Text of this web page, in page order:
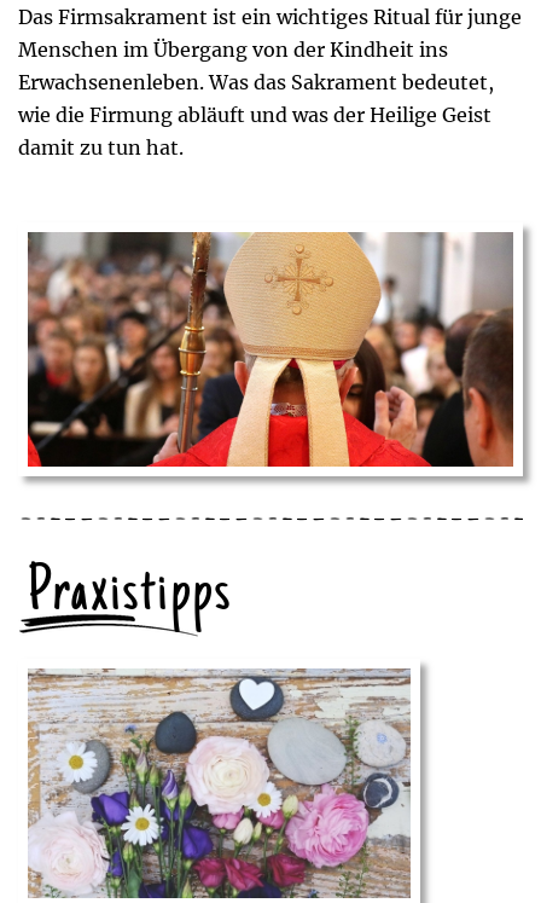
Das Firmsakrament ist ein wichtiges Ritual für junge
Menschen im Übergang von der Kindheit ins
Erwachsenenleben. Was das Sakrament bedeutet,
wie die Firmung abläuft und was der Heilige Geist
damit zu tun hat.
Praxistipps